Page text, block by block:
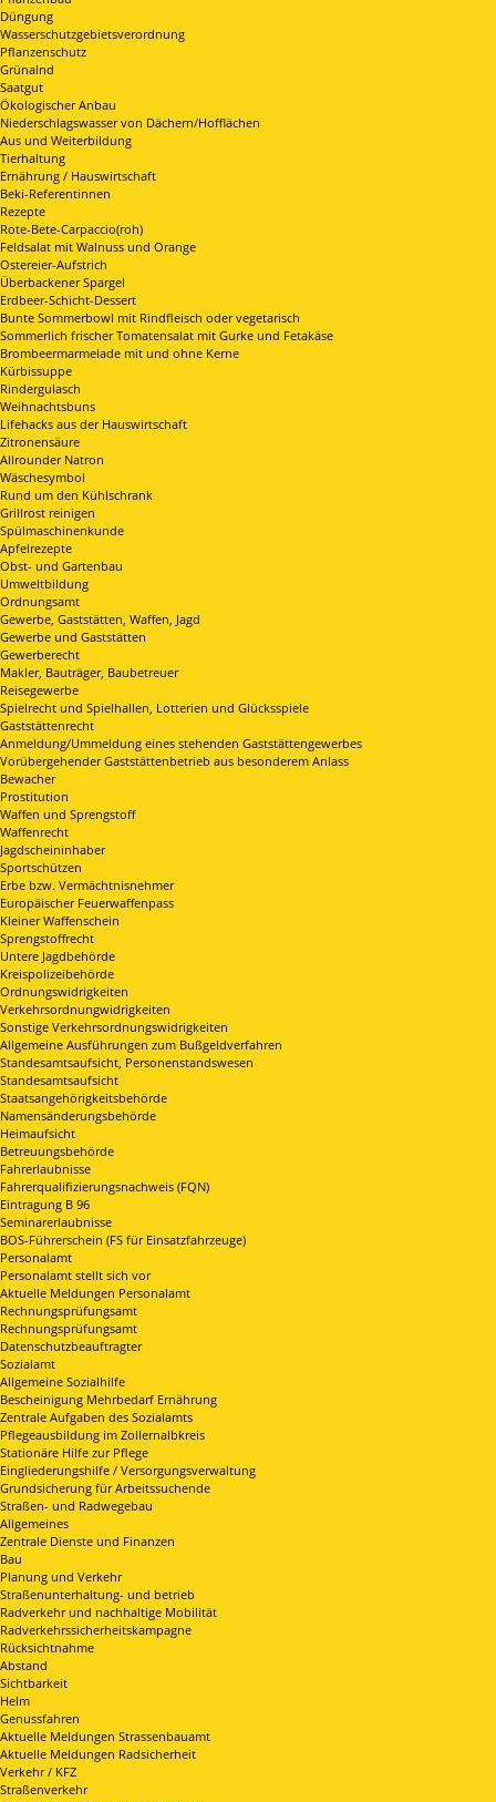
Düngung
Wasserschutzgebietsverordnung
Pflanzenschutz
Grünalnd
Saatgut
Ökologischer Anbau
Niederschlagswasser von Dächern/Hofflächen
Aus und Weiterbildung
Tierhaltung
Ernährung / Hauswirtschaft
Beki-Referentinnen
Rezepte
Rote-Bete-Carpaccio(roh)
Feldsalat mit Walnuss und Orange
Ostereier-Aufstrich
Überbackener Spargel
Erdbeer-Schicht-Dessert
Bunte Sommerbowl mit Rindfleisch oder vegetarisch
Sommerlich frischer Tomatensalat mit Gurke und Fetakäse
Brombeermarmelade mit und ohne Kerne
Kürbissuppe
Rindergulasch
Weihnachtsbuns
Lifehacks aus der Hauswirtschaft
Zitronensäure
Allrounder Natron
Wäschesymbol
Rund um den Kühlschrank
Grillrost reinigen
Spülmaschinenkunde
Apfelrezepte
Obst- und Gartenbau
Umweltbildung
Ordnungsamt
Gewerbe, Gaststätten, Waffen, Jagd
Gewerbe und Gaststätten
Gewerberecht
Makler, Bauträger, Baubetreuer
Reisegewerbe
Spielrecht und Spielhallen, Lotterien und Glücksspiele
Gaststättenrecht
Anmeldung/Ummeldung eines stehenden Gaststättengewerbes
Vorübergehender Gaststättenbetrieb aus besonderem Anlass
Bewacher
Prostitution
Waffen und Sprengstoff
Waffenrecht
Jagdscheininhaber
Sportschützen
Erbe bzw. Vermächtnisnehmer
Europäischer Feuerwaffenpass
Kleiner Waffenschein
Sprengstoffrecht
Untere Jagdbehörde
Kreispolizeibehörde
Ordnungswidrigkeiten
Verkehrsordnungwidrigkeiten
Sonstige Verkehrsordnungswidrigkeiten
Allgemeine Ausführungen zum Bußgeldverfahren
Standesamtsaufsicht, Personenstandswesen
Standesamtsaufsicht
Staatsangehörigkeitsbehörde
Namensänderungsbehörde
Heimaufsicht
Betreuungsbehörde
Fahrerlaubnisse
Fahrerqualifizierungsnachweis (FQN)
Eintragung B 96
Seminarerlaubnisse
BOS-Führerschein (FS für Einsatzfahrzeuge)
Personalamt
Personalamt stellt sich vor
Aktuelle Meldungen Personalamt
Rechnungsprüfungsamt
Rechnungsprüfungsamt
Datenschutzbeauftragter
Sozialamt
Allgemeine Sozialhilfe
Bescheinigung Mehrbedarf Ernährung
Zentrale Aufgaben des Sozialamts
Pflegeausbildung im Zollernalbkreis
Stationäre Hilfe zur Pflege
Eingliederungshilfe / Versorgungsverwaltung
Grundsicherung für Arbeitssuchende
Straßen- und Radwegebau
Allgemeines
Zentrale Dienste und Finanzen
Bau
Planung und Verkehr
Straßenunterhaltung- und betrieb
Radverkehr und nachhaltige Mobilität
Radverkehrssicherheitskampagne
Rücksichtnahme
Abstand
Sichtbarkeit
Helm
Genussfahren
Aktuelle Meldungen Strassenbauamt
Aktuelle Meldungen Radsicherheit
Verkehr / KFZ
Straßenverkehr